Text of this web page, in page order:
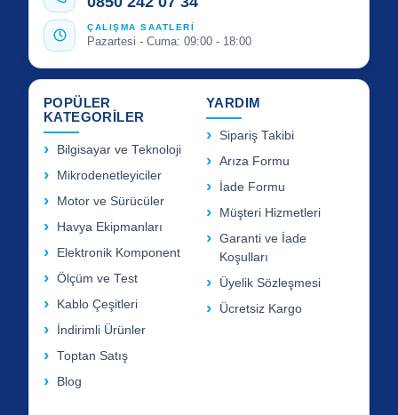
ÇALIŞMA SAATLERİ
Pazartesi - Cuma: 09:00 - 18:00
POPÜLER
KATEGORİLER
Bilgisayar ve Teknoloji
Mikrodenetleyiciler
Motor ve Sürücüler
Havya Ekipmanları
Elektronik Komponent
Ölçüm ve Test
Kablo Çeşitleri
İndirimli Ürünler
Toptan Satış
Blog
YARDIM
Sipariş Takibi
Arıza Formu
İade Formu
Müşteri Hizmetleri
Garanti ve İade
Koşulları
Üyelik Sözleşmesi
Ücretsiz Kargo